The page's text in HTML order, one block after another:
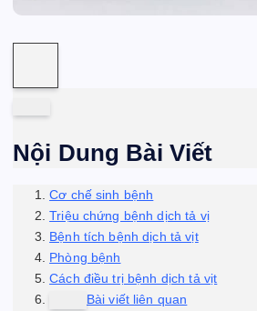
Nội Dung Bài Viết
Cơ chế sinh bệnh
Triệu chứng bệnh dịch tả vị
Bệnh tích bệnh dịch tả vịt
Phòng bệnh
Cách điều trị bệnh dịch tả vịt
Bài viết liên quan